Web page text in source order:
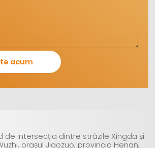
de intersecția dintre străzile Xingda și
orașul Jiaozuo, provincia Henan,